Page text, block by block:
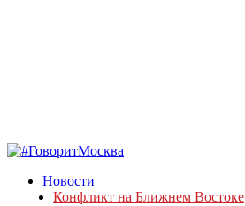
Новости
Конфликт на Ближнем Востоке